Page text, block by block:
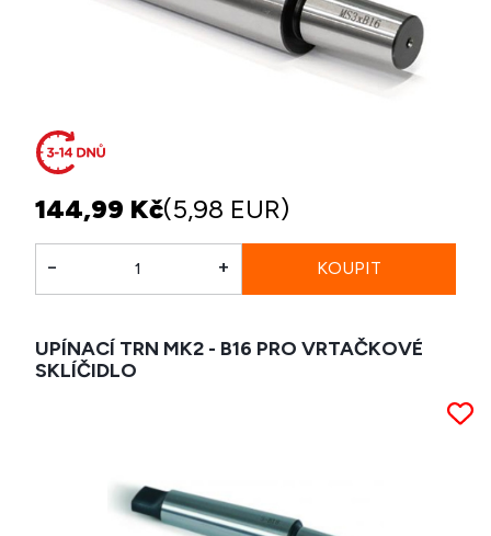
144,99 Kč(5,98 EUR)
- +
UPÍNACÍ TRN MK2 - B16 PRO VRTAČKOVÉ
SKLÍČIDLO